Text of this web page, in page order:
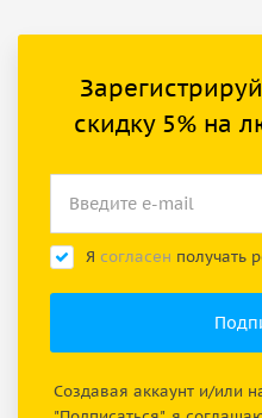
скидку 5% на
Я согласен получать
Создавая аккаунт и/или